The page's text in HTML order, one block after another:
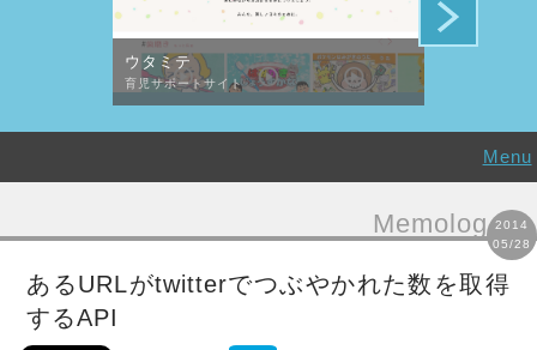
ウタミテ
育児サポートサイト
Menu
Memolog 2014
05/28
あるURLがtwitterでつぶやかれた数を取得
するAPI